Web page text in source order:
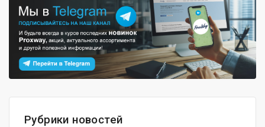
Рубрики новостей